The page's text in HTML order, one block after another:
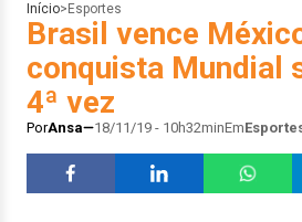
Início> Esportes
Brasil vence
conquista Mundial
4ª vez
PorAnsa 18/11/19 - 10h32minEm